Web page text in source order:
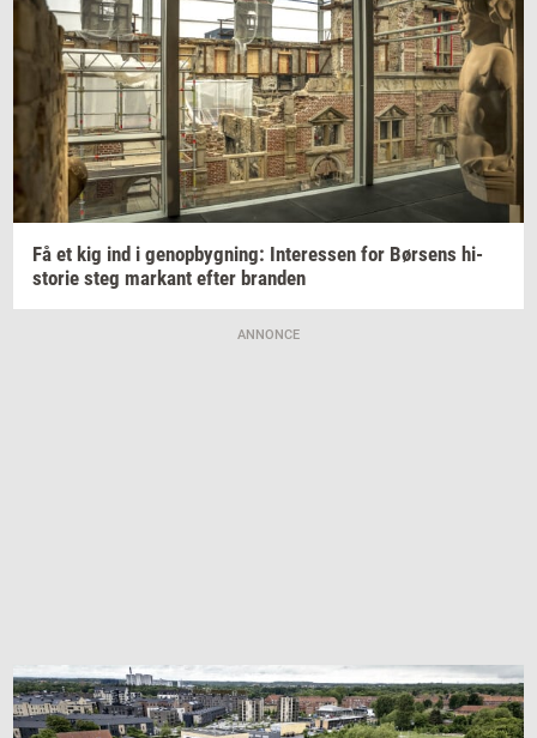
Få et kig ind i genop­byg­ning: In­ter­es­sen for Bør­sens hi­
sto­rie steg mar­kant efter bran­den
ANNONCE